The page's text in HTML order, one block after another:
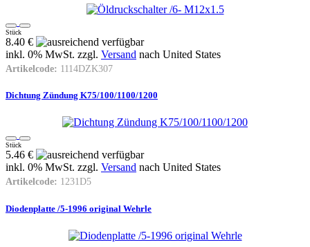
Stück
8.40 €
inkl. 0% MwSt. zzgl. Versand nach United States
Artikelcode: 1114DZK307
Dichtung Zündung K75/100/1100/1200
Stück
5.46 €
inkl. 0% MwSt. zzgl. Versand nach United States
Artikelcode: 1231D5
Diodenplatte /5-1996 original Wehrle